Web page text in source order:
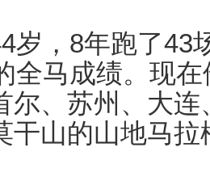
岁，8年跑了43
全马成绩。现
尔、苏州、大
干山的山地马拉